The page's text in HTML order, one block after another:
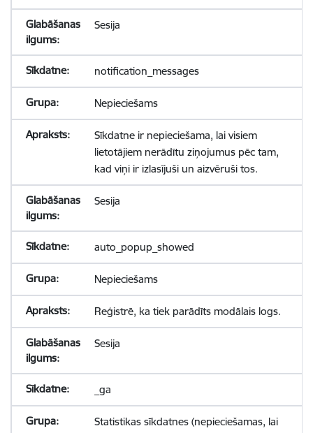
Sesija
notification_messages
Nepieciešams
Sīkdatne ir nepieciešama, lai visiem
lietotājiem nerādītu ziņojumus pēc tam,
kad viņi ir izlasījuši un aizvēruši tos.
Sesija
auto_popup_showed
Nepieciešams
Reģistrē, ka tiek parādīts modālais logs.
Sesija
_ga
Statistikas sīkdatnes (nepieciešamas, lai